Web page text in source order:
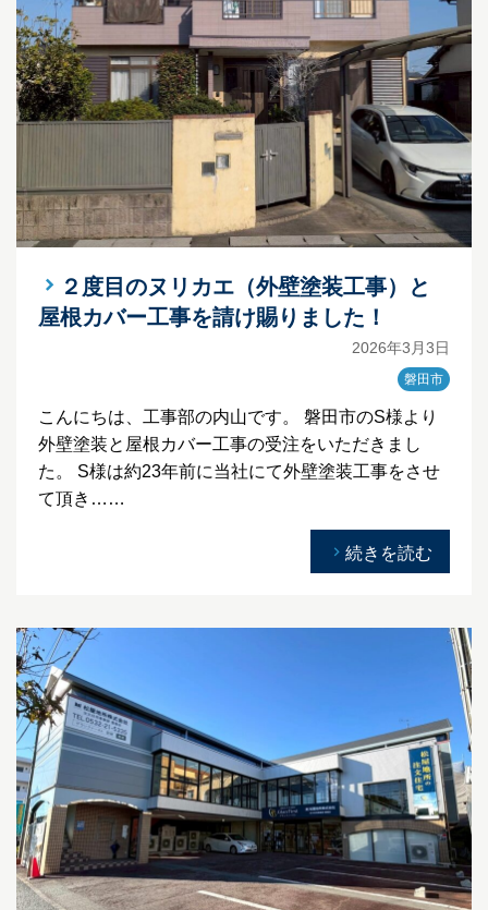
２度目のヌリカエ（外壁塗装工事）と
屋根カバー工事を請け賜りました！
2026年3月3日
磐田市
こんにちは、工事部の内山です。 磐田市のS様より
外壁塗装と屋根カバー工事の受注をいただきまし
た。 S様は約23年前に当社にて外壁塗装工事をさせ
て頂き……
続きを読む